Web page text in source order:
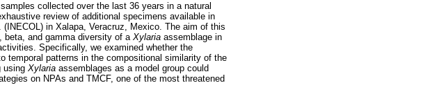
collected over the last 36 years in a natural
review of additional specimens available in
in Xalapa, Veracruz, Mexico. The aim of this
beta, and gamma diversity of a Xylaria assemblage in
Specifically, we examined whether the
temporal patterns in the compositional similarity of the
using Xylaria assemblages as a model group could
on NPAs and TMCF, one of the most threatened